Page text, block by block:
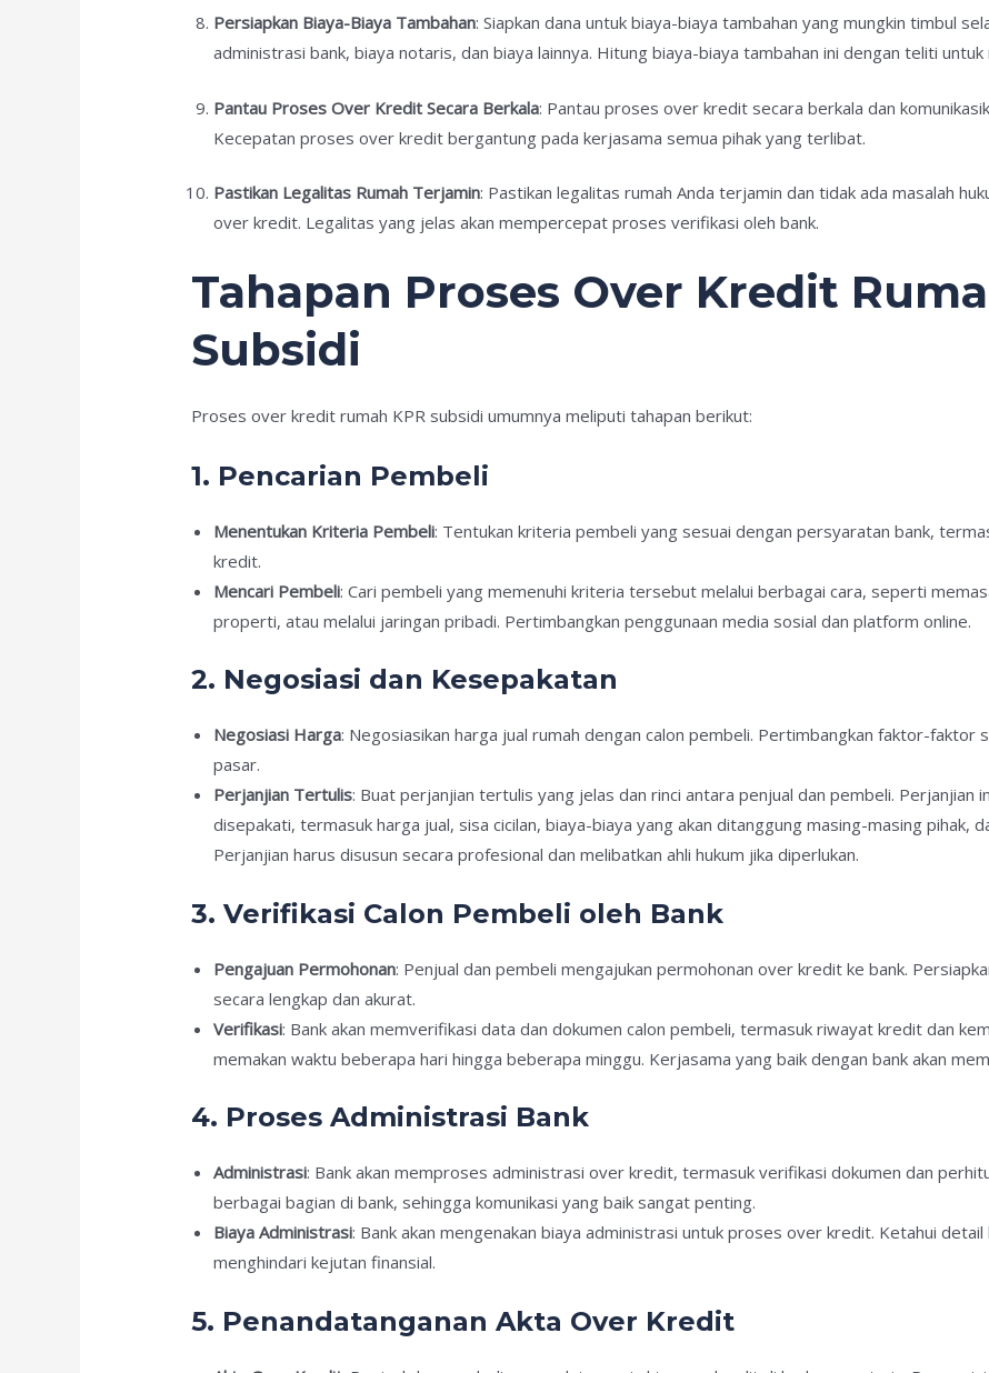
Persiapkan Biaya-Biaya Tambahan: Siapkan dana untuk biaya-biaya tambahan yang mungkin timbul
administrasi bank, biaya notaris, dan biaya lainnya. Hitung biaya-biaya tambahan ini dengan teliti untuk
Pantau Proses Over Kredit Secara Berkala: Pantau proses over kredit secara berkala dan
Kecepatan proses over kredit bergantung pada kerjasama semua pihak yang terlibat.
Pastikan Legalitas Rumah Terjamin: Pastikan legalitas rumah Anda terjamin dan tidak ada masalah
over kredit. Legalitas yang jelas akan mempercepat proses verifikasi oleh bank.
Tahapan Proses Over Kredit
Subsidi
Proses over kredit rumah KPR subsidi umumnya meliputi tahapan berikut:
1. Pencarian Pembeli
Menentukan Kriteria Pembeli: Tentukan kriteria pembeli yang sesuai dengan persyaratan bank,
kredit.
Mencari Pembeli: Cari pembeli yang memenuhi kriteria tersebut melalui berbagai cara, seperti
properti, atau melalui jaringan pribadi. Pertimbangkan penggunaan media sosial dan platform online.
2. Negosiasi dan Kesepakatan
Negosiasi Harga: Negosiasikan harga jual rumah dengan calon pembeli. Pertimbangkan faktor-faktor
pasar.
Perjanjian Tertulis: Buat perjanjian tertulis yang jelas dan rinci antara penjual dan pembeli. Perjanjian
disepakati, termasuk harga jual, sisa cicilan, biaya-biaya yang akan ditanggung masing-masing pihak,
Perjanjian harus disusun secara profesional dan melibatkan ahli hukum jika diperlukan.
3. Verifikasi Calon Pembeli oleh Bank
Pengajuan Permohonan: Penjual dan pembeli mengajukan permohonan over kredit ke bank.
secara lengkap dan akurat.
Verifikasi: Bank akan memverifikasi data dan dokumen calon pembeli, termasuk riwayat kredit dan
memakan waktu beberapa hari hingga beberapa minggu. Kerjasama yang baik dengan bank akan
4. Proses Administrasi Bank
Administrasi: Bank akan memproses administrasi over kredit, termasuk verifikasi dokumen dan
berbagai bagian di bank, sehingga komunikasi yang baik sangat penting.
Biaya Administrasi: Bank akan mengenakan biaya administrasi untuk proses over kredit. Ketahui
menghindari kejutan finansial.
5. Penandatanganan Akta Over Kredit